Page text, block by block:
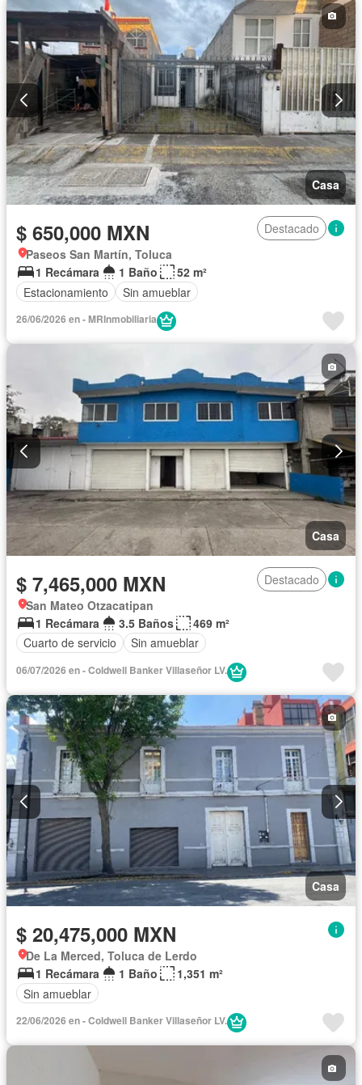
Casa
$ 650,000 MXN
Destacado
Paseos San Martín, Toluca
1 Recámara
1 Baño
52 m²
Estacionamiento
Sin amueblar
26/06/2026 en - MRInmobiliaria
Casa
$ 7,465,000 MXN
Destacado
San Mateo Otzacatipan
1 Recámara
3.5 Baños
469 m²
Cuarto de servicio
Sin amueblar
06/07/2026 en - Coldwell Banker Villaseñor LV.
Casa
$ 20,475,000 MXN
De La Merced, Toluca de Lerdo
1 Recámara
1 Baño
1,351 m²
Sin amueblar
22/06/2026 en - Coldwell Banker Villaseñor LV.